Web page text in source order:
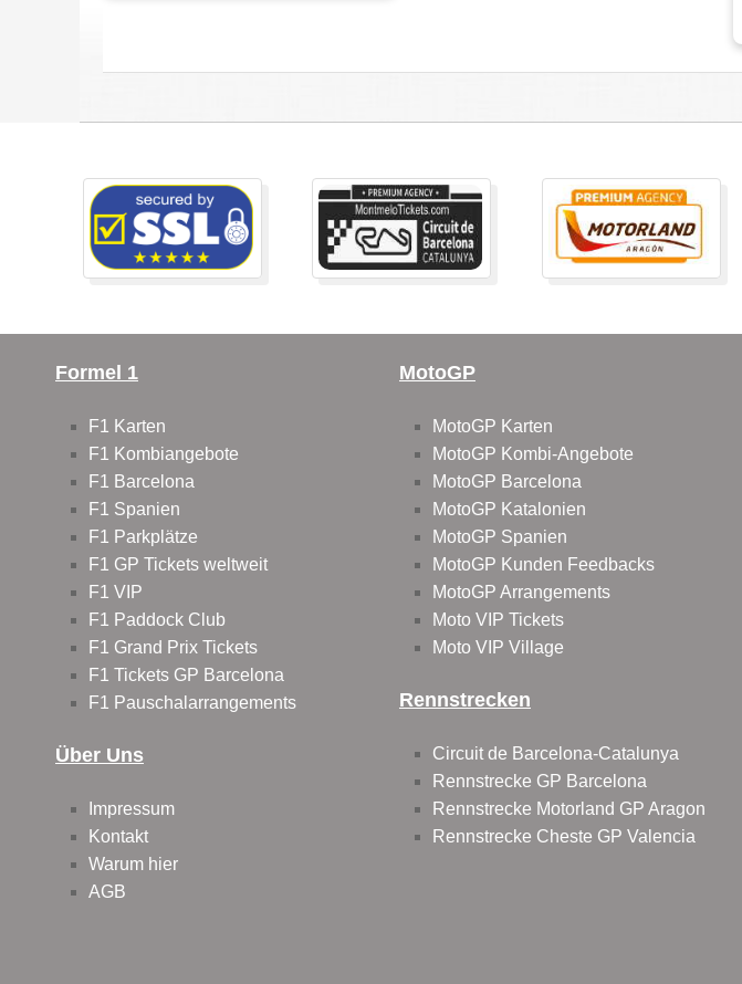
Formel 1
F1 Karten
F1 Kombiangebote
F1 Barcelona
F1 Spanien
F1 Parkplätze
F1 GP Tickets weltweit
F1 VIP
F1 Paddock Club
F1 Grand Prix Tickets
F1 Tickets GP Barcelona
F1 Pauschalarrangements
Über Uns
Impressum
Kontakt
Warum hier
AGB
MotoGP
MotoGP Karten
MotoGP Kombi-Angebote
MotoGP Barcelona
MotoGP Katalonien
MotoGP Spanien
MotoGP Kunden Feedbacks
MotoGP Arrangements
Moto VIP Tickets
Moto VIP Village
Rennstrecken
Circuit de Barcelona-Catalunya
Rennstrecke GP Barcelona
Rennstrecke Motorland GP Aragon
Rennstrecke Cheste GP Valencia